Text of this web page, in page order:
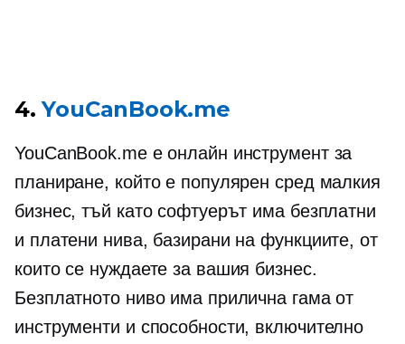
4.YouCanBook.me
YouCanBook.me е онлайн инструмент за
планиране, който е популярен сред малкия
бизнес, тъй като софтуерът има безплатни
и платени нива, базирани на функциите, от
които се нуждаете за вашия бизнес.
Безплатното ниво има прилична гама от
инструменти и способности, включително